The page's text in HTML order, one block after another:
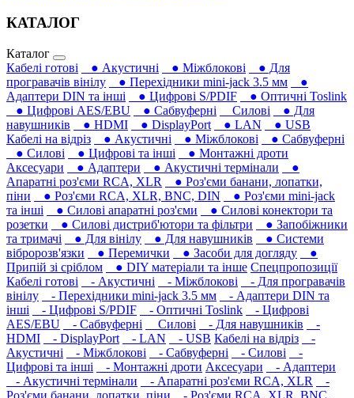
КАТАЛОГ
Каталог
Кабелі готові
● Акустичні ● Міжблокові
● Для
програвачів вінілу
● Перехідники mini-jack 3.5 мм
●
Адаптери DIN та інші
● Цифрові S/PDIF
● Оптичні Toslink
● Цифрові AES/EBU
● Сабвуферні Силові
● Для
навушників‎
● HDMI ● DisplayPort ● LAN
● USB
Кабелі на відріз
● Акустичні ● Міжблокові
● Сабвуферні
● Силові
● Цифрові та інші
● Монтажні дроти
Аксесуари
● Адаптери ● Акустичні термінали
●
Апаратні роз'єми RCA, XLR
● Роз'єми банани, лопатки,
піни
● Роз'єми RCA, XLR, BNC, DIN
● Роз'єми mini-jack
та інші
● Силові апаратні роз'єми
● Силові конектори та
розетки
● Силові дистриб'ютори та фільтри
● Запобіжники
та тримачі
● Для вінілу ● Для навушників‎
● Системи
вібророзв'язки
● Перемички ● Засоби для догляду
●
Припій зі сріблом
● DIY матеріали та інше Спецпропозиції
Кабелі готові
- Акустичні - Міжблокові
- Для програвачів
вінілу
- Перехідники mini-jack 3.5 мм
- Адаптери DIN та
інші
- Цифрові S/PDIF - Оптичні Toslink
- Цифрові
AES/EBU
- Сабвуферні Силові - Для навушників‎
-
HDMI
- DisplayPort - LAN - USB Кабелі на відріз
-
Акустичні
- Міжблокові - Сабвуферні - Силові
-
Цифрові та інші
- Монтажні дроти Аксесуари
- Адаптери
- Акустичні термінали
- Апаратні роз'єми RCA, XLR
-
Роз'єми банани, лопатки, піни
- Роз'єми RCA, XLR, BNC,